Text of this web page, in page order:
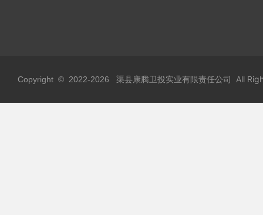
Copyright © 2022-2026 渠县康腾卫投实业有限责任公司 All